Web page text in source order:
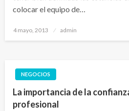
colocar el equipo de…
Publicado
4 mayo, 2013 admin
NEGOCIOS
La importancia de la
profesional